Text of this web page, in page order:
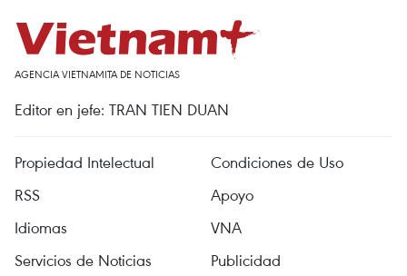
AGENCIA VIETNAMITA DE NOTICIAS
Editor en jefe: TRAN TIEN DUAN
Propiedad Intelectual
Condiciones de Uso
RSS
Apoyo
Idiomas
VNA
Servicios de Noticias
Publicidad